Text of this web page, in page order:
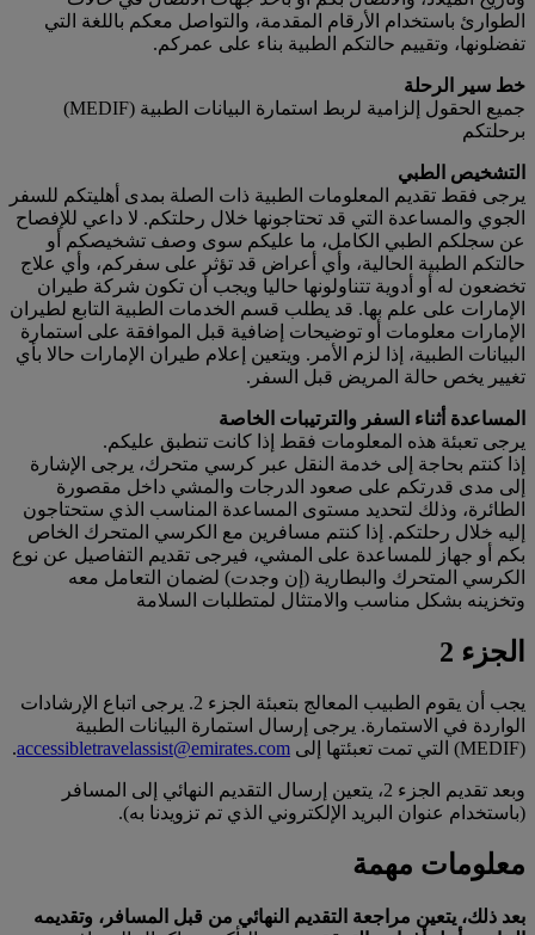
الطوارئ باستخدام الأرقام المقدمة، والتواصل معكم باللغة التي
تفضلونها، وتقييم حالتكم الطبية بناء على عمركم.
خط سير الرحلة
جميع الحقول إلزامية لربط استمارة البيانات الطبية (MEDIF)
برحلتكم
التشخيص الطبي
يرجى فقط تقديم المعلومات الطبية ذات الصلة بمدى أهليتكم للسفر
الجوي والمساعدة التي قد تحتاجونها خلال رحلتكم. لا داعي للإفصاح
عن سجلكم الطبي الكامل، ما عليكم سوى وصف تشخيصكم أو
حالتكم الطبية الحالية، وأي أعراض قد تؤثر على سفركم، وأي علاج
تخضعون له أو أدوية تتناولونها حاليا ويجب أن تكون شركة طيران
الإمارات على علم بها. قد يطلب قسم الخدمات الطبية التابع لطيران
الإمارات معلومات أو توضيحات إضافية قبل الموافقة على استمارة
البيانات الطبية، إذا لزم الأمر. ويتعين إعلام طيران الإمارات حالا بأي
تغيير يخص حالة المريض قبل السفر.
المساعدة أثناء السفر والترتيبات الخاصة
يرجى تعبئة هذه المعلومات فقط إذا كانت تنطبق عليكم.
إذا كنتم بحاجة إلى خدمة النقل عبر كرسي متحرك، يرجى الإشارة
إلى مدى قدرتكم على صعود الدرجات والمشي داخل مقصورة
الطائرة، وذلك لتحديد مستوى المساعدة المناسب الذي ستحتاجون
إليه خلال رحلتكم. إذا كنتم مسافرين مع الكرسي المتحرك الخاص
بكم أو جهاز للمساعدة على المشي، فيرجى تقديم التفاصيل عن نوع
الكرسي المتحرك والبطارية (إن وجدت) لضمان التعامل معه
وتخزينه بشكل مناسب والامتثال لمتطلبات السلامة
الجزء 2
يجب أن يقوم الطبيب المعالج بتعبئة الجزء 2. يرجى اتباع الإرشادات
الواردة في الاستمارة. يرجى إرسال استمارة البيانات الطبية
(MEDIF) التي تمت تعبئتها إلى
accessibletravelassist@emirates.com
.
وبعد تقديم الجزء 2، يتعين إرسال التقديم النهائي إلى المسافر
(باستخدام عنوان البريد الإلكتروني الذي تم تزويدنا به).
معلومات مهمة
بعد ذلك، يتعين مراجعة التقديم النهائي من قبل المسافر، وتقديمه